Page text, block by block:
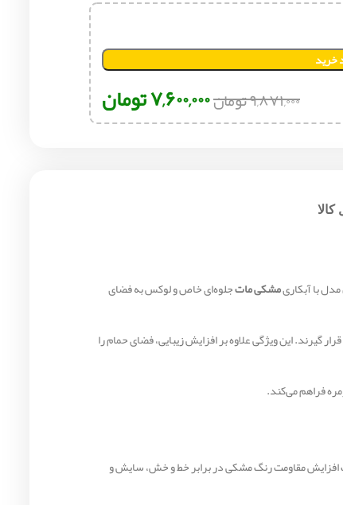
خرید
۹,۸۷۱,۰۰۰تومان۷,۶۰۰,۰۰۰تومان
با آبکاریمشکی ماتجلوه‌ای خاص و لوکس به فضای
این ویژگی علاوه بر افزایش زیبایی، فضای حمام را
فراهم می‌کند.
افزایش مقاومت رنگ مشکی در برابر خط و خش، سایش و